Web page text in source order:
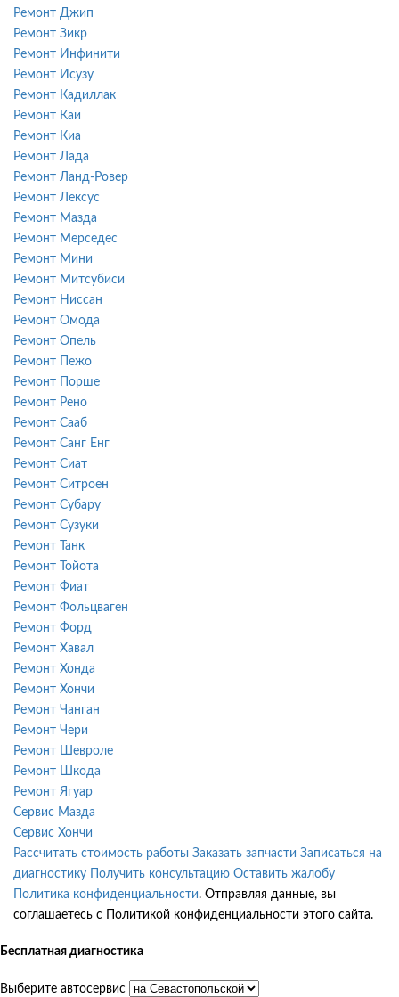
Ремонт Джип
Ремонт Зикр
Ремонт Инфинити
Ремонт Исузу
Ремонт Кадиллак
Ремонт Каи
Ремонт Киа
Ремонт Лада
Ремонт Ланд-Ровер
Ремонт Лексус
Ремонт Мазда
Ремонт Мерседес
Ремонт Мини
Ремонт Митсубиси
Ремонт Ниссан
Ремонт Омода
Ремонт Опель
Ремонт Пежо
Ремонт Порше
Ремонт Рено
Ремонт Сааб
Ремонт Санг Енг
Ремонт Сиат
Ремонт Ситроен
Ремонт Субару
Ремонт Сузуки
Ремонт Танк
Ремонт Тойота
Ремонт Фиат
Ремонт Фольцваген
Ремонт Форд
Ремонт Хавал
Ремонт Хонда
Ремонт Хончи
Ремонт Чанган
Ремонт Чери
Ремонт Шевроле
Ремонт Шкода
Ремонт Ягуар
Сервис Мазда
Сервис Хончи
Рассчитать стоимость работы Заказать запчасти Записаться на
диагностику
Получить консультацию Оставить жалобу
Политика конфиденциальности. Отправляя данные, вы
соглашаетесь с Политикой конфиденциальности этого сайта.
Бесплатная диагностика
Выберите автосервис